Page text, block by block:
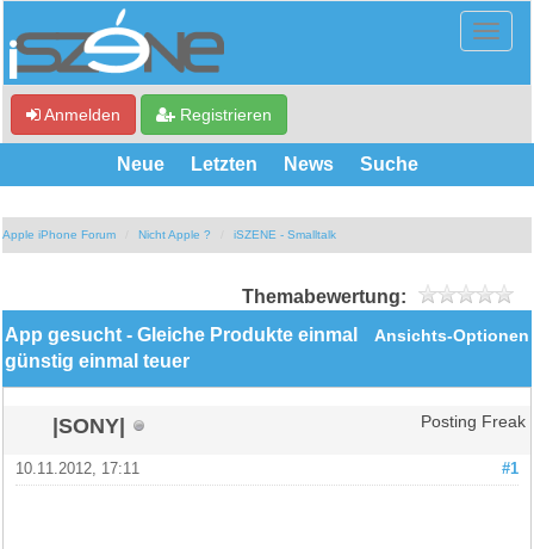
Anmelden Registrieren
Neue Letzten News Suche
Apple iPhone Forum Nicht Apple ? iSZENE - Smalltalk
Themabewertung:
Ansichts-Optionen
App gesucht - Gleiche Produkte einmal
günstig einmal teuer
|SONY| Posting Freak
#1
10.11.2012, 17:11